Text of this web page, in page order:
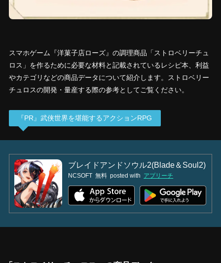
スマホゲーム『洋菓子店ローズ』の調理商品「ストロベリーチュ
ロス」を作るために必要な材料と記載されているレシピ本、利益
やカテゴリなどの商品データについて紹介します。ストロベリー
チュロスの開発・量産する際の参考としてご覧ください。
『PR』武侠世界を堪能するアクションRPG
ブレイドアンドソウル2(Blade＆Soul2)
NCSOFT 無料 posted with アプリーチ